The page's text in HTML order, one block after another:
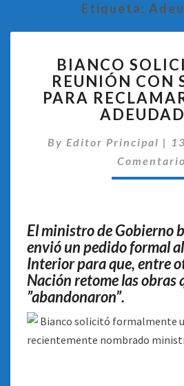
Etiqueta:
UNA
CON
PARA
BIANCO
REUNIÓN CON
PARA
By Editor Principal |
El ministro de Gobierno
envió un pedido formal
Interior para que, entre
Nación retome las obras
”abandonaron”.